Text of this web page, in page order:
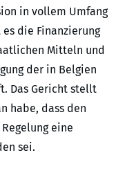
in vollem Umfang
die Finanzierung
Mitteln und
der in Belgien
Das Gericht stellt
habe, dass den
eine
sei.